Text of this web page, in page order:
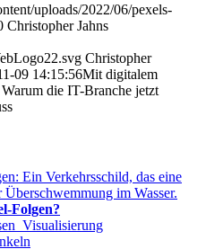
uploads/2022/06/pexels-
Christopher Jahns
Christopher
09 14:15:56Mit digitalem
die IT-Branche jetzt
Folgen?